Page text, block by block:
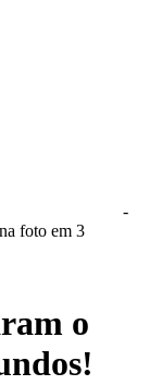
-
foto em 3
o